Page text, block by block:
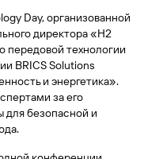
Day, организованной
директора «H2
передовой технологии
BRICS Solutions
и энергетика».
за его
для безопасной и